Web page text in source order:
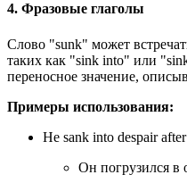
4. Фразовые глаголы
Слово "sunk" может
таких как "sink into" или
переносное значение,
Примеры использования:
He sank into despair
Он погрузился в